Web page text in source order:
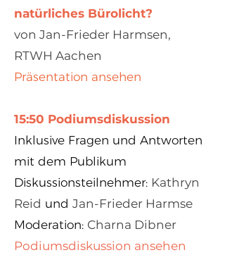
natürliches Bürolicht?
von Jan-Frieder Harmsen,
RTWH Aachen
Präsentation ansehen
15:50 Podiumsdiskussion
Inklusive Fragen und Antworten
mit dem Publikum
Diskussionsteilnehmer: Kathryn
Reid und Jan-Frieder Harmse
Moderation: Charna Dibner
Podiumsdiskussion ansehen